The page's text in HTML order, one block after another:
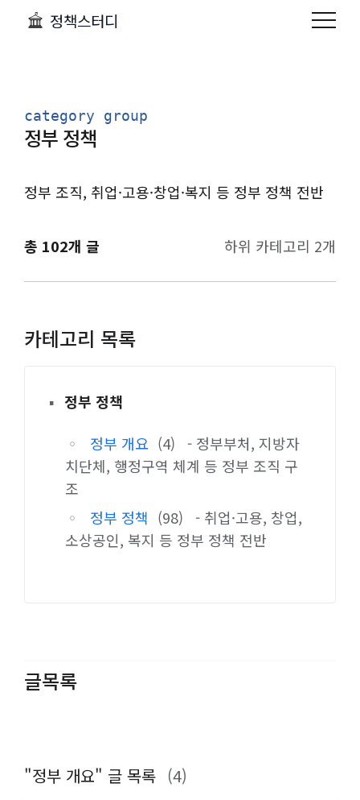
정책스터디
category group
정부 정책
정부 조직, 취업·고용·창업·복지 등 정부 정책 전반
총 102개 글 하위 카테고리 2개
카테고리 목록
▪ 정부 정책
◦
정부 개요 (4)
- 정부부처, 지방자
치단체, 행정구역 체계 등 정부 조직 구
조
◦
정부 정책 (98)
- 취업·고용, 창업,
소상공인, 복지 등 정부 정책 전반
글목록
"정부 개요" 글 목록 (4)